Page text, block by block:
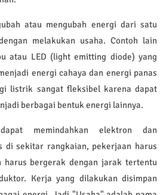
atau mengubah energi dari satu
melakukan usaha. Contoh lain
atau LED (light emitting diode) yang
energi cahaya dan energi panas
listrik sangat fleksibel karena dapat
berbagai bentuk energi lainnya.
memindahkan elektron dan
di sekitar rangkaian, pekerjaan harus
bergerak dengan jarak tertentu
Kerja yang dilakukan disimpan